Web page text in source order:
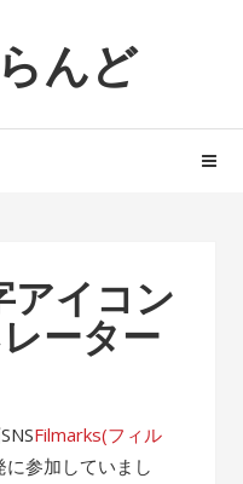
んど
アイコン
ーター
Filmarks(フィル
参加していまし